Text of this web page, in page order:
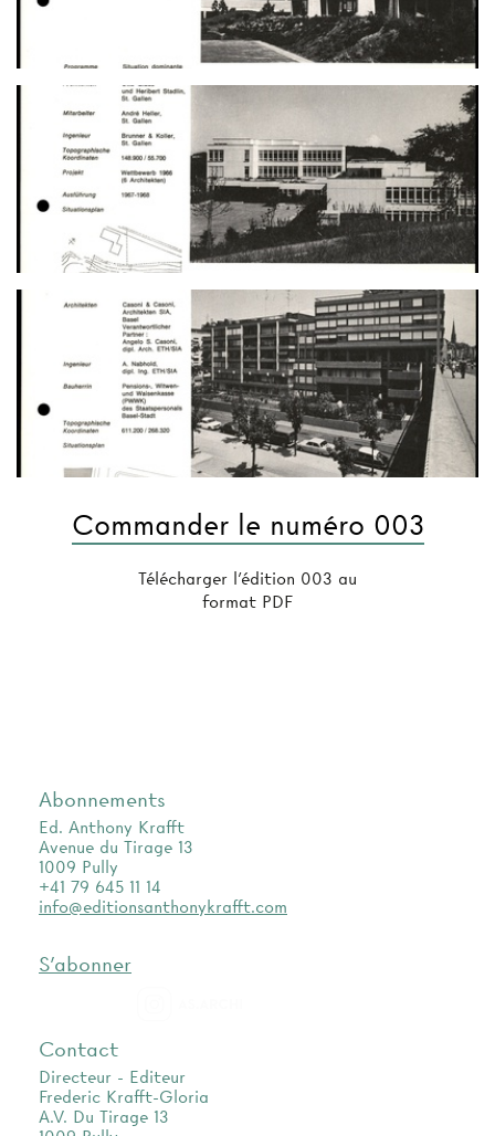
Commander le numéro 003
Télécharger l'édition 003 au
format PDF
Abonnements
Ed. Anthony Krafft
Avenue du Tirage 13
1009 Pully
+41 79 645 11 14
info@editionsanthonykrafft.com
S'abonner
Contact
Directeur - Editeur
Frederic Krafft-Gloria
A.V. Du Tirage 13